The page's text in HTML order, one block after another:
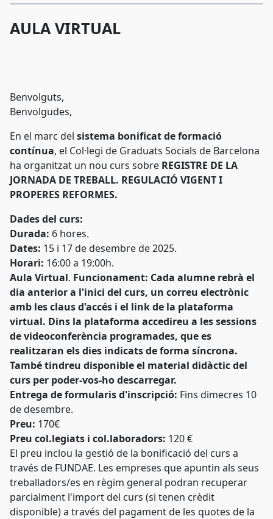
AULA VIRTUAL
Benvolguts,
Benvolgudes,
En el marc del sistema bonificat de formació
contínua, el Col·legi de Graduats Socials de Barcelona
ha organitzat un nou curs sobre REGISTRE DE LA
JORNADA DE TREBALL. REGULACIÓ VIGENT I
PROPERES REFORMES.
Dades del curs:
Durada: 6 hores.
Dates: 15 i 17 de desembre de 2025.
Horari: 16:00 a 19:00h.
Aula Virtual. Funcionament: Cada alumne rebrà el
dia anterior a l'inici del curs, un correu electrònic
amb les claus d'accés i el link de la plataforma
virtual. Dins la plataforma accedireu a les sessions
de videoconferència programades, que es
realitzaran els dies indicats de forma síncrona.
També tindreu disponible el material didàctic del
curs per poder-vos-ho descarregar.
Entrega de formularis d'inscripció: Fins dimecres 10
de desembre.
Preu: 170€
Preu col.legiats i col.laboradors: 120 €
El preu inclou la gestió de la bonificació del curs a
través de FUNDAE. Les empreses que apuntin als seus
treballadors/es en règim general podran recuperar
parcialment l'import del curs (si tenen crèdit
disponible) a través del pagament de les quotes de la